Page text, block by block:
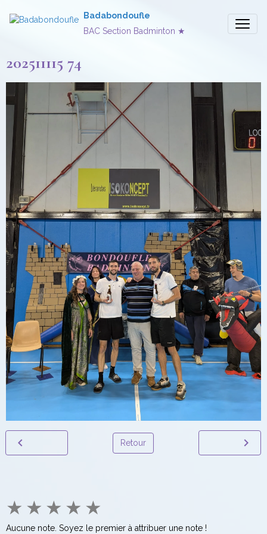
Badabondoufle
BAC Section Badminton ★
202511115 74
Retour
★ ★ ★ ★ ★
Aucune note. Soyez le premier à attribuer une note !